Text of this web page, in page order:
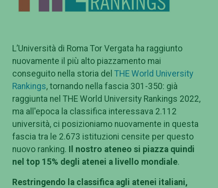
L’Università di Roma Tor Vergata ha raggiunto
nuovamente il più alto piazzamento mai
conseguito nella storia del THE World University
Rankings, tornando nella fascia 301-350: già
raggiunta nel THE World University Rankings 2022,
ma all'epoca la classifica interessava 2.112
università, ci posizioniamo nuovamente in questa
fascia tra le 2.673 istituzioni censite per questo
nuovo ranking.
Il nostro ateneo si piazza quindi
nel top 15% degli atenei a livello mondiale.
Restringendo la classifica agli atenei italiani,